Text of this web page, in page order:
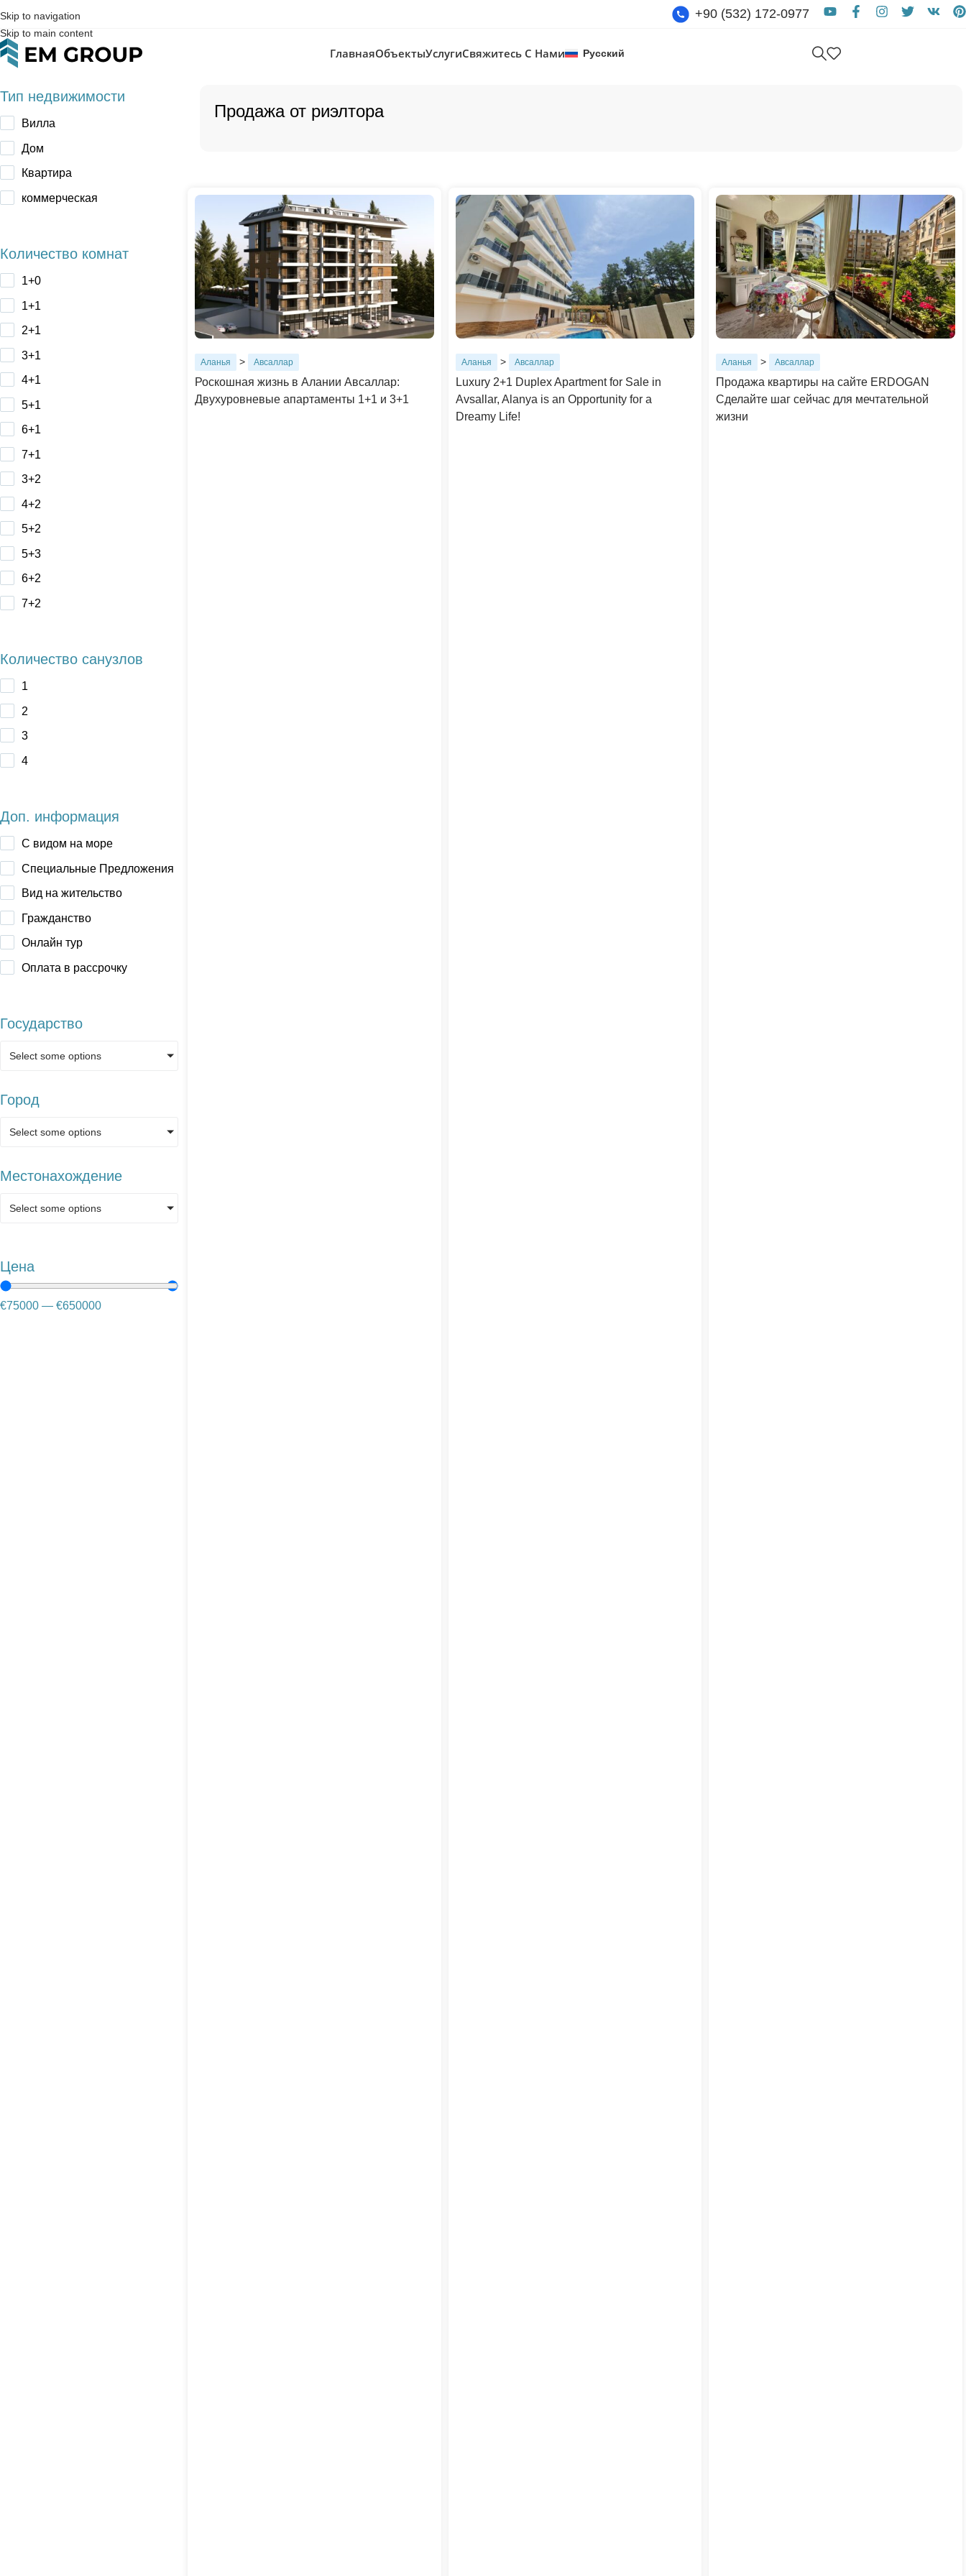
Skip to navigation
Skip to main content
+90 (532) 172-0977
ГлавнаяОбъектыУслугиСвяжитесь С Нами Русский
Тип недвижимости
Вилла
Дом
Квартира
коммерческая
Количество комнат
1+0
1+1
2+1
3+1
4+1
5+1
6+1
7+1
3+2
4+2
5+2
5+3
6+2
7+2
Количество санузлов
1
2
3
4
Доп. информация
C видом на море
Cпециальные Предложения
Вид на жительство
Гражданство
Онлайн тур
Оплата в рассрочку
Государство
Select some options
Город
Select some options
Местонахождение
Select some options
Цена
€75000 — €650000
Продажа от риэлтора
Аланья > Авсаллар
Роскошная жизнь в Алании Авсаллар:
Двухуровневые апартаменты 1+1 и 3+1
Аланья > Авсаллар
Luxury 2+1 Duplex Apartment for Sale in
Avsallar, Alanya is an Opportunity for a
Dreamy Life!
Аланья > Авсаллар
Продажа квартиры на сайте ERDOGAN
Сделайте шаг сейчас для мечтательной
жизни